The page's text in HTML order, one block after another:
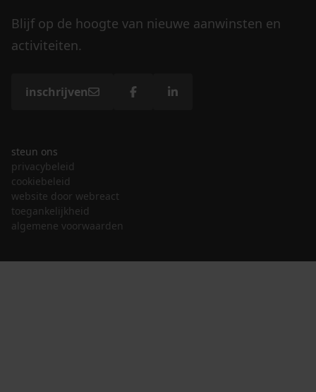
Blijf op de hoogte van nieuwe aanwinsten en
activiteiten.
inschrijven
steun ons
privacybeleid
cookiebeleid
website door webreact
toegankelijkheid
algemene voorwaarden